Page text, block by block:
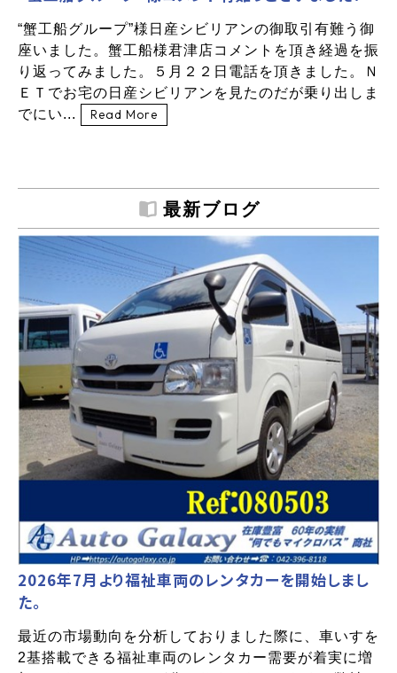
“蟹工船グループ”様日産シビリアンの御取引有難う御
座いました。蟹工船様君津店コメントを頂き経過を振
り返ってみました。５月２２日電話を頂きました。Ｎ
ＥＴでお宅の日産シビリアンを見たのだが乗り出しま
でにい...
Read More
最新ブログ
2026年7月より福祉車両のレンタカーを開始しまし
た。
最近の市場動向を分析しておりました際に、車いすを
2基搭載できる福祉車両のレンタカー需要が着実に増